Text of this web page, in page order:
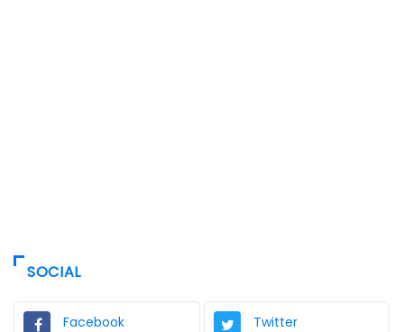
SOCIAL
Facebook Twitter